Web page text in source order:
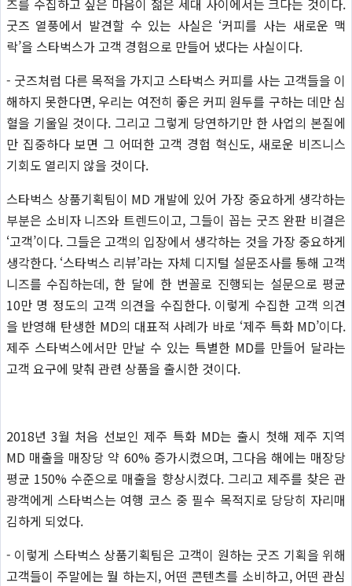
굿즈 열풍에서 발견할 수 있는 사실은 ‘커피를 사는 새로운 맥
락’을 스타벅스가 고객 경험으로 만들어 냈다는 사실이다.
- 굿즈처럼 다른 목적을 가지고 스타벅스 커피를 사는 고객들을 이
해하지 못한다면, 우리는 여전히 좋은 커피 원두를 구하는 데만 심
혈을 기울일 것이다. 그리고 그렇게 당연하기만 한 사업의 본질에
만 집중하다 보면 그 어떠한 고객 경험 혁신도, 새로운 비즈니스
기회도 열리지 않을 것이다.
스타벅스 상품기획팀이 MD 개발에 있어 가장 중요하게 생각하는
부분은 소비자 니즈와 트렌드이고, 그들이 꼽는 굿즈 완판 비결은
‘고객’이다. 그들은 고객의 입장에서 생각하는 것을 가장 중요하게
생각한다. ‘스타벅스 리뷰’라는 자체 디지털 설문조사를 통해 고객
니즈를 수집하는데, 한 달에 한 번꼴로 진행되는 설문으로 평균
10만 명 정도의 고객 의견을 수집한다. 이렇게 수집한 고객 의견
을 반영해 탄생한 MD의 대표적 사례가 바로 ‘제주 특화 MD’이다.
제주 스타벅스에서만 만날 수 있는 특별한 MD를 만들어 달라는
고객 요구에 맞춰 관련 상품을 출시한 것이다.
2018년 3월 처음 선보인 제주 특화 MD는 출시 첫해 제주 지역
MD 매출을 매장당 약 60% 증가시켰으며, 그다음 해에는 매장당
평균 150% 수준으로 매출을 향상시켰다. 그리고 제주를 찾은 관
광객에게 스타벅스는 여행 코스 중 필수 목적지로 당당히 자리매
김하게 되었다.
- 이렇게 스타벅스 상품기획팀은 고객이 원하는 굿즈 기획을 위해
고객들이 주말에는 뭘 하는지, 어떤 콘텐츠를 소비하고, 어떤 관심